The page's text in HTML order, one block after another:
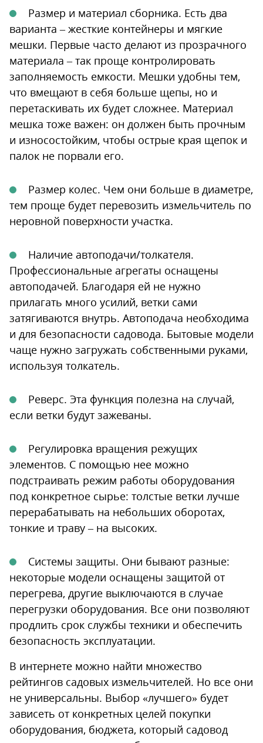
Размер и материал сборника. Есть два
варианта – жесткие контейнеры и мягкие
мешки. Первые часто делают из прозрачного
материала – так проще контролировать
заполняемость емкости. Мешки удобны тем,
что вмещают в себя больше щепы, но и
перетаскивать их будет сложнее. Материал
мешка тоже важен: он должен быть прочным
и износостойким, чтобы острые края щепок и
палок не порвали его.
Размер колес. Чем они больше в диаметре,
тем проще будет перевозить измельчитель по
неровной поверхности участка.
Наличие автоподачи/толкателя.
Профессиональные агрегаты оснащены
автоподачей. Благодаря ей не нужно
прилагать много усилий, ветки сами
затягиваются внутрь. Автоподача необходима
и для безопасности садовода. Бытовые модели
чаще нужно загружать собственными руками,
используя толкатель.
Реверс. Эта функция полезна на случай,
если ветки будут зажеваны.
Регулировка вращения режущих
элементов. С помощью нее можно
подстраивать режим работы оборудования
под конкретное сырье: толстые ветки лучше
перерабатывать на небольших оборотах,
тонкие и траву – на высоких.
Системы защиты. Они бывают разные:
некоторые модели оснащены защитой от
перегрева, другие выключаются в случае
перегрузки оборудования. Все они позволяют
продлить срок службы техники и обеспечить
безопасность эксплуатации.
В интернете можно найти множество
рейтингов садовых измельчителей. Но все они
не универсальны. Выбор «лучшего» будет
зависеть от конкретных целей покупки
оборудования, бюджета, который садовод